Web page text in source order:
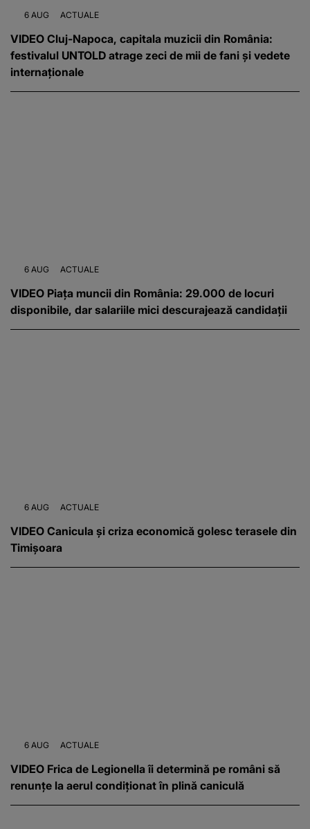
6 AUG ACTUALE
VIDEO Cluj-Napoca, capitala muzicii din România:
festivalul UNTOLD atrage zeci de mii de fani și vedete
internaționale
6 AUG ACTUALE
VIDEO Piața muncii din România: 29.000 de locuri
disponibile, dar salariile mici descurajează candidații
6 AUG ACTUALE
VIDEO Canicula și criza economică golesc terasele din
Timișoara
6 AUG ACTUALE
VIDEO Frica de Legionella îi determină pe români să
renunțe la aerul condiționat în plină caniculă